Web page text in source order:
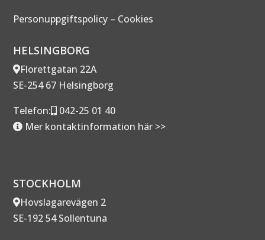
Personuppgiftspolicy – Cookies
HELSINGBORG
Florettgatan 22A
SE-254 67 Helsingborg
Telefon:
042-25 01 40
Mer kontaktinformation här >>
STOCKHOLM
Hovslagarevägen 2
SE-192 54 Sollentuna